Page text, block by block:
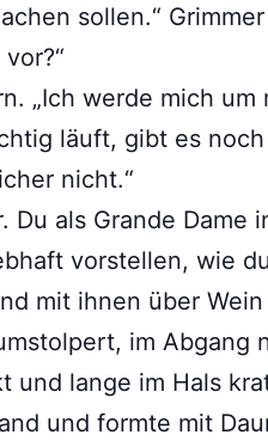
sollen.“ Grimmer
„Ich werde mich um
läuft, gibt es
nicht.“
Du als Grande Dame
vorstellen, wie du
mit ihnen über Wein
im Abgang
und lange im Hals
und formte mit